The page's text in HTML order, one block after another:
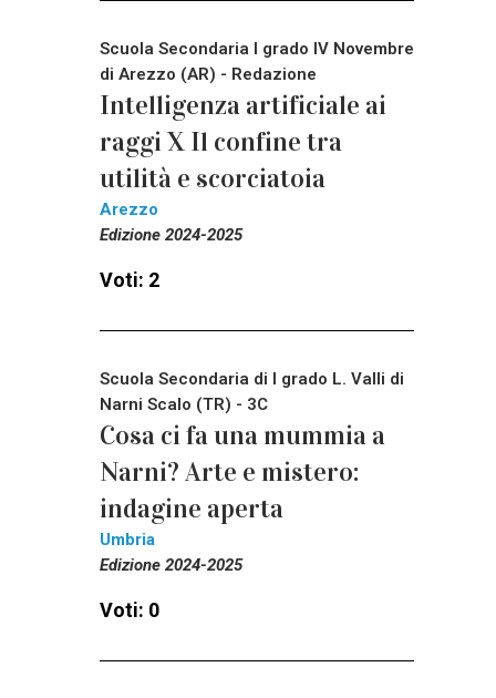
Scuola Secondaria I grado IV Novembre
di Arezzo (AR) - Redazione
Intelligenza artificiale ai
raggi X Il confine tra
utilità e scorciatoia
Arezzo
Edizione 2024-2025
Voti: 2
Scuola Secondaria di I grado L. Valli di
Narni Scalo (TR) - 3C
Cosa ci fa una mummia a
Narni? Arte e mistero:
indagine aperta
Umbria
Edizione 2024-2025
Voti: 0